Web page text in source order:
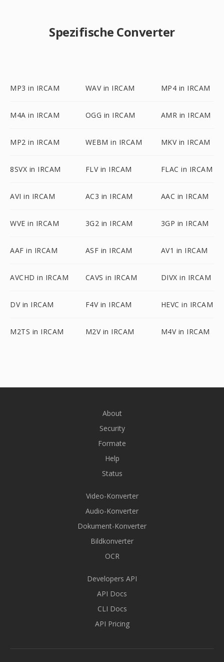
Spezifische Converter
MP3 in IRCAM WAV in IRCAM MP4 in IRCAM
M4A in IRCAM OGG in IRCAM AMR in IRCAM
MP2 in IRCAM WEBM in IRCAM MKV in IRCAM
8SVX in IRCAM FLV in IRCAM FLAC in IRCAM
AVI in IRCAM AC3 in IRCAM AAC in IRCAM
WVE in IRCAM 3G2 in IRCAM 3GP in IRCAM
AAF in IRCAM ASF in IRCAM AV1 in IRCAM
AVCHD in IRCAM CAVS in IRCAM DIVX in IRCAM
DV in IRCAM F4V in IRCAM HEVC in IRCAM
M2TS in IRCAM M2V in IRCAM M4V in IRCAM
About
Security
Formate
Help
Status
Video-Konverter
Audio-Konverter
Dokument-Konverter
Bildkonverter
OCR
Developers API
API Docs
CLI Docs
API Pricing